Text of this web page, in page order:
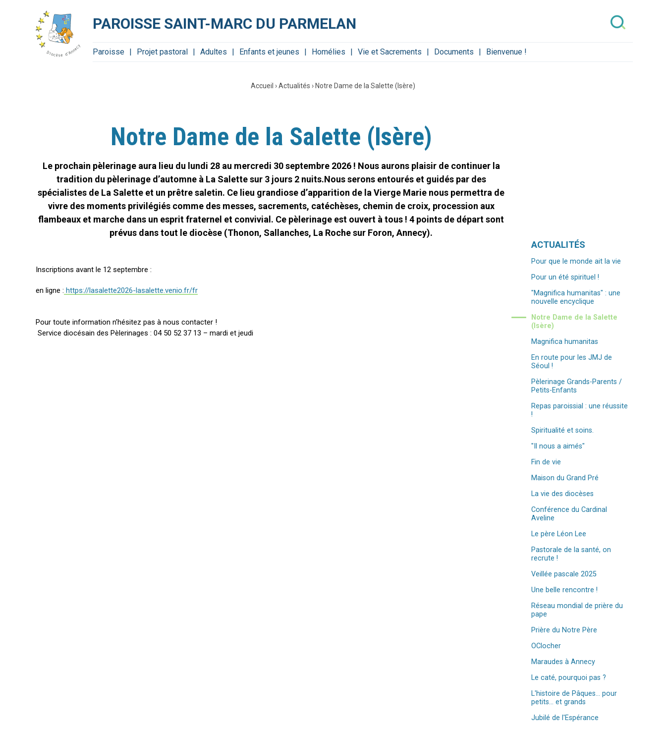
PAROISSE SAINT-MARC DU PARMELAN
Paroisse Projet pastoral Adultes Enfants et jeunes Homélies Vie et Sacrements Documents Bienvenue !
Accueil ›Actualités › Notre Dame de la Salette (Isère)
Navigation
ACTUALITÉS
Pour que le monde ait la vie
Pour un été spirituel !
"Magnifica humanitas" : une
nouvelle encyclique
Notre Dame de la Salette
(Isère)
Magnifica humanitas
En route pour les JMJ de
Séoul !
Pèlerinage Grands-Parents /
Petits-Enfants
Repas paroissial : une réussite
!
Spiritualité et soins.
"Il nous a aimés"
Fin de vie
Maison du Grand Pré
La vie des diocèses
Conférence du Cardinal
Aveline
Le père Léon Lee
Pastorale de la santé, on
recrute !
Veillée pascale 2025
Une belle rencontre !
Réseau mondial de prière du
pape
Prière du Notre Père
OClocher
Maraudes à Annecy
Le caté, pourquoi pas ?
L'histoire de Pâques... pour
petits... et grands
Jubilé de l'Espérance
Notre Dame de la Salette (Isère)
Le prochain pèlerinage aura lieu du lundi 28 au mercredi 30 septembre 2026 ! Nous aurons plaisir de continuer la
tradition du pèlerinage d’automne à La Salette sur 3 jours 2 nuits.Nous serons entourés et guidés par des
spécialistes de La Salette et un prêtre saletin. Ce lieu grandiose d’apparition de la Vierge Marie nous permettra de
vivre des moments privilégiés comme des messes, sacrements, catéchèses, chemin de croix, procession aux
flambeaux et marche dans un esprit fraternel et convivial. Ce pèlerinage est ouvert à tous ! 4 points de départ sont
prévus dans tout le diocèse (Thonon, Sallanches, La Roche sur Foron, Annecy).
Inscriptions avant le 12 septembre :
en ligne : https://lasalette2026-lasalette.venio.fr/fr
Pour toute information n’hésitez pas à nous contacter !
Service diocésain des Pèlerinages : 04 50 52 37 13 – mardi et jeudi